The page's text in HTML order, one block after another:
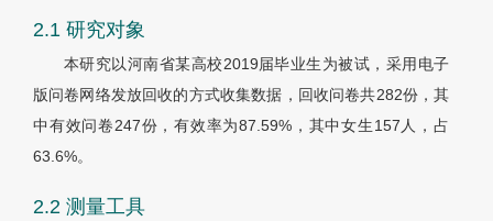
2.1 研究对象
本研究以河南省某高校2019届毕业生为被试，采用电子
版问卷网络发放回收的方式收集数据，回收问卷共282份，其
中有效问卷247份，有效率为87.59%，其中女生157人，占
63.6%。
2.2 测量工具